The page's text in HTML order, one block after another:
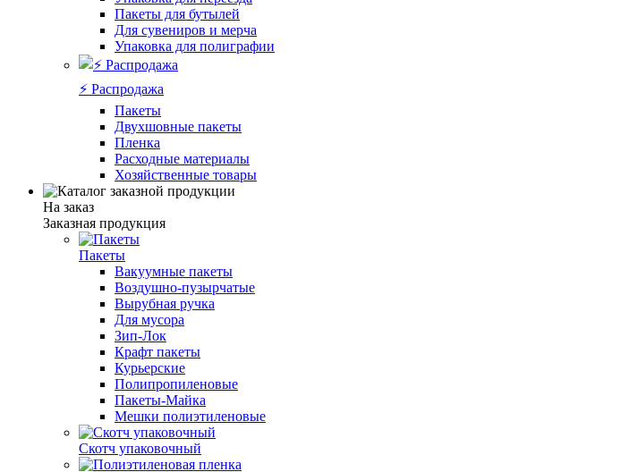
Пакеты для бутылей
Для сувениров и мерча
Упаковка для полиграфии
⚡️ Распродажа
Пакеты
Двухшовные пакеты
Пленка
Расходные материалы
Хозяйственные товары
На заказ
Заказная продукция
Пакеты
Вакуумные пакеты
Воздушно-пузырчатые
Вырубная ручка
Для мусора
Зип-Лок
Крафт пакеты
Курьерские
Полипропиленовые
Пакеты-Майка
Мешки полиэтиленовые
Скотч упаковочный